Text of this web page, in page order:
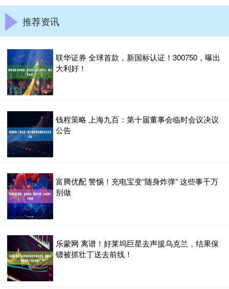
推荐资讯
联华证券 全球首款，新国标认证！300750，曝出
大利好！
钱程策略 上海九百：第十届董事会临时会议决议
公告
富腾优配 警惕！充电宝变“随身炸弹” 这些事千万
别做
乐蒙网 离谱！好莱坞巨星去声援乌克兰，结果保
镖被抓壮丁送去前线！